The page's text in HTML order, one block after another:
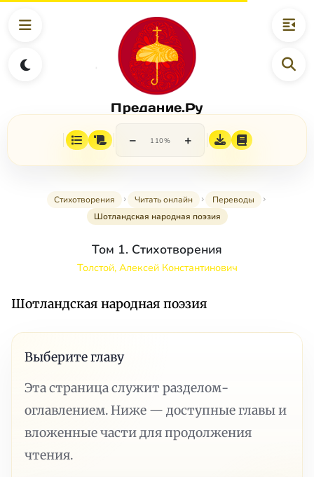
Предание.Ру
− 110% +
Стихотворения Читать онлайн
Переводы
Шотландская народная поэзия
Том 1. Стихотворения
Толстой, Алексей Константинович
Шотландская народная поэзия
Выберите главу
Эта страница служит разделом-
оглавлением. Ниже — доступные главы и
вложенные части для продолжения
чтения.